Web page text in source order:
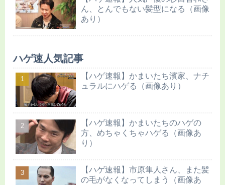
ん、とんでもない髪型になる（画像
あり）
ハゲ速人気記事
【ハゲ速報】かまいたち濱家、ナチ
ュラルにハゲる（画像あり）
【ハゲ速報】かまいたちのハゲの
方、めちゃくちゃハゲる（画像あ
り）
【ハゲ速報】市原隼人さん、また髪
の毛がなくなってしまう（画像あ